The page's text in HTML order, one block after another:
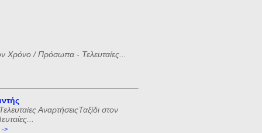
Χρόνο / Πρόσωπα - Τελευταίες...
ΑναρτήσειςΤαξίδι στον
->